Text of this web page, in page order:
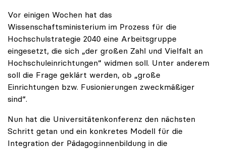
Vor einigen Wochen hat das
Wissenschaftsministerium im Prozess für die
Hochschulstrategie 2040 eine Arbeitsgruppe
eingesetzt, die sich „der großen Zahl und Vielfalt an
Hochschuleinrichtungen“ widmen soll. Unter anderem
soll die Frage geklärt werden, ob „große
Einrichtungen bzw. Fusionierungen zweckmäßiger
sind“.
Nun hat die Universitätenkonferenz den nächsten
Schritt getan und ein konkretes Modell für die
Integration der Pädagog:innenbildung in die